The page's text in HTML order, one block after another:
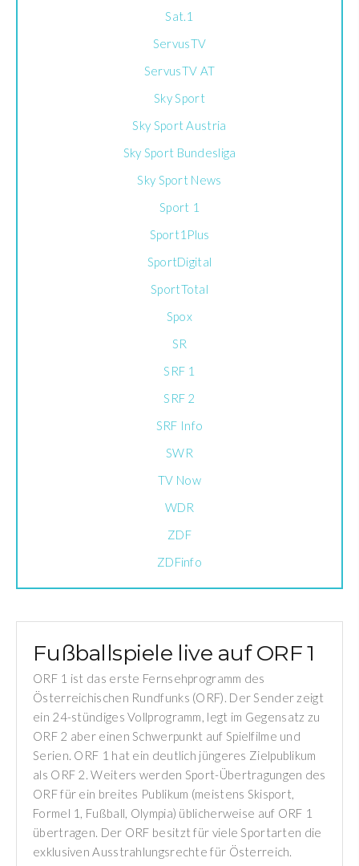
Sat.1
ServusTV
ServusTV AT
Sky Sport
Sky Sport Austria
Sky Sport Bundesliga
Sky Sport News
Sport 1
Sport1Plus
SportDigital
SportTotal
Spox
SR
SRF 1
SRF 2
SRF Info
SWR
TV Now
WDR
ZDF
ZDFinfo
Fußballspiele live auf ORF 1
ORF 1 ist das erste Fernsehprogramm des
Österreichischen Rundfunks (ORF). Der Sender zeigt
ein 24-stündiges Vollprogramm, legt im Gegensatz zu
ORF 2 aber einen Schwerpunkt auf Spielfilme und
Serien. ORF 1 hat ein deutlich jüngeres Zielpublikum
als ORF 2. Weiters werden Sport-Übertragungen des
ORF für ein breites Publikum (meistens Skisport,
Formel 1, Fußball, Olympia) üblicherweise auf ORF 1
übertragen. Der ORF besitzt für viele Sportarten die
exklusiven Ausstrahlungsrechte für Österreich.